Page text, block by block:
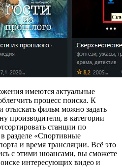
имеются актуальные
процесс поиска. К
отыскать фильм можно задать
производителя, в категории
станции по
разделе «Спортивные
и время трансляции. Всё это
с этими нюансами, вы сможете
интересующих видео и